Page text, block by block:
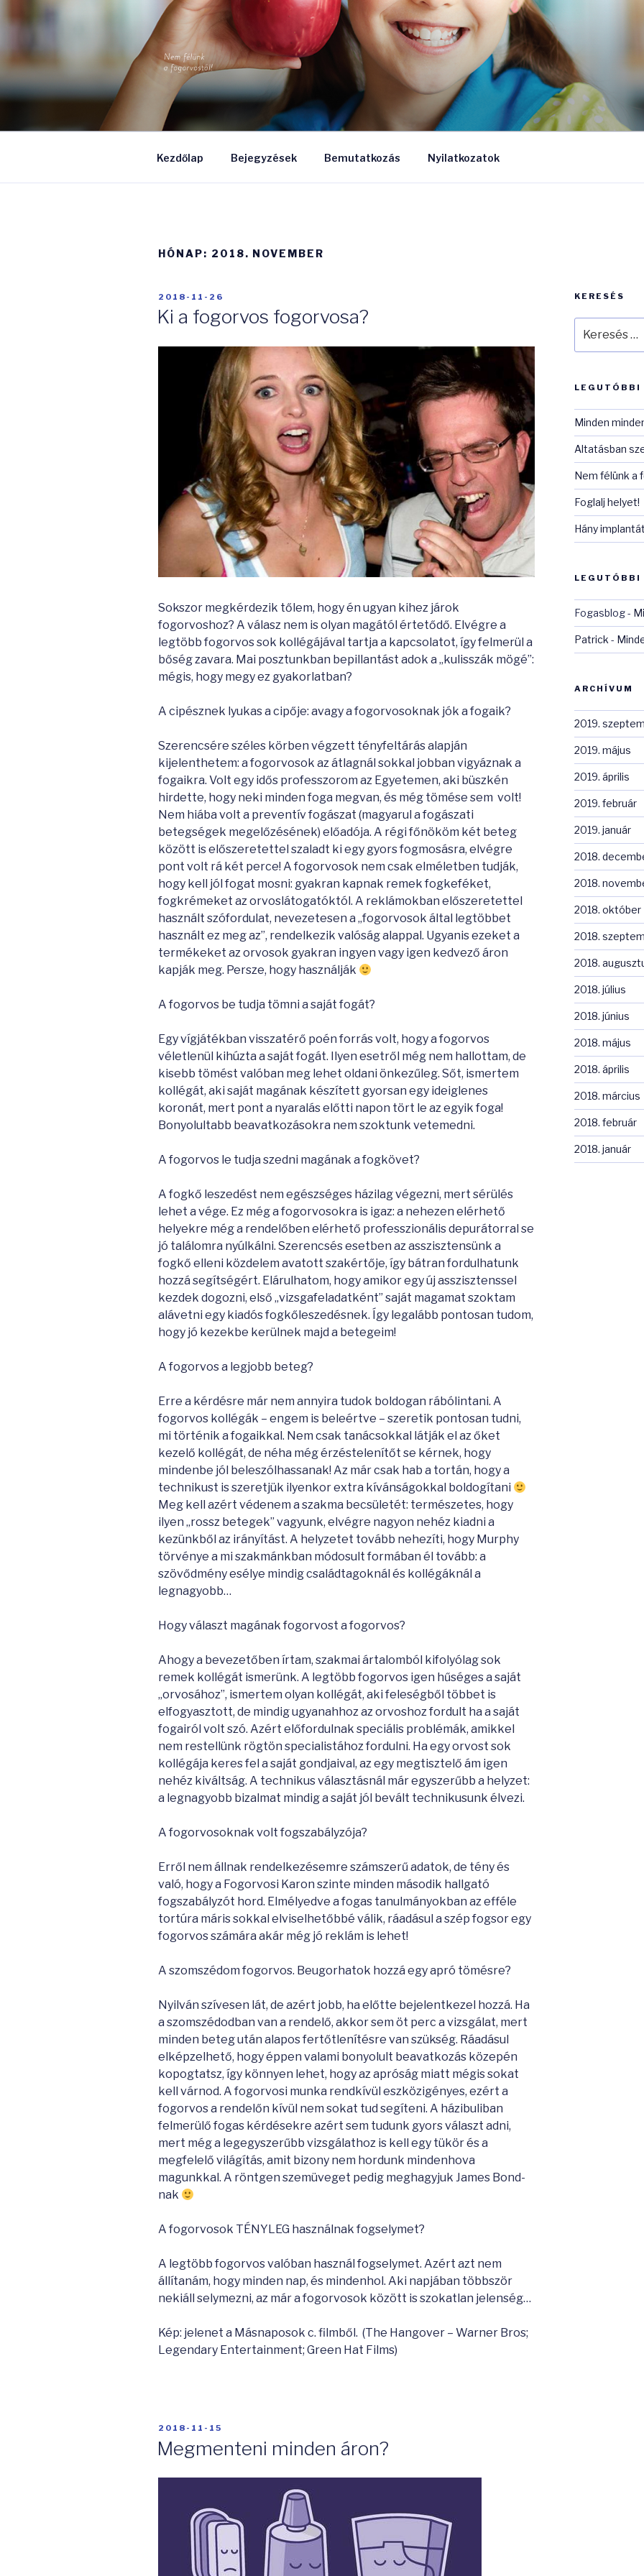
Tartalomhoz
FOGASVÁLASZ
Nem félünk a fogorvostól!
Kezdőlap Bejegyzések Bemutatkozás Nyilatkozatok
HÓNAP: 2018. NOVEMBER
BEKÜLDVE:
2018-11-26
Ki a fogorvos fogorvosa?
Sokszor megkérdezik tőlem, hogy én ugyan kihez járok
fogorvoshoz? A válasz nem is olyan magától értetődő. Elvégre a
legtöbb fogorvos sok kollégájával tartja a kapcsolatot, így felmerül a
bőség zavara. Mai posztunkban bepillantást adok a „kulisszák mögé”:
mégis, hogy megy ez gyakorlatban?
A cipésznek lyukas a cipője: avagy a fogorvosoknak jók a fogaik?
Szerencsére széles körben végzett tényfeltárás alapján
kijelenthetem: a fogorvosok az átlagnál sokkal jobban vigyáznak a
fogaikra. Volt egy idős professzorom az Egyetemen, aki büszkén
hirdette, hogy neki minden foga megvan, és még tömése sem volt!
Nem hiába volt a preventív fogászat (magyarul a fogászati
betegségek megelőzésének) előadója. A régi főnököm két beteg
között is előszeretettel szaladt ki egy gyors fogmosásra, elvégre
pont volt rá két perce! A fogorvosok nem csak elméletben tudják,
hogy kell jól fogat mosni: gyakran kapnak remek fogkeféket,
fogkrémeket az orvoslátogatóktól. A reklámokban előszeretettel
használt szófordulat, nevezetesen a „fogorvosok által legtöbbet
használt ez meg az”, rendelkezik valóság alappal. Ugyanis ezeket a
termékeket az orvosok gyakran ingyen vagy igen kedvező áron
kapják meg. Persze, hogy használják
A fogorvos be tudja tömni a saját fogát?
Egy vígjátékban visszatérő poén forrás volt, hogy a fogorvos
véletlenül kihúzta a saját fogát. Ilyen esetről még nem hallottam, de
kisebb tömést valóban meg lehet oldani önkezűleg. Sőt, ismertem
kollégát, aki saját magának készített gyorsan egy ideiglenes
koronát, mert pont a nyaralás előtti napon tört le az egyik foga!
Bonyolultabb beavatkozásokra nem szoktunk vetemedni.
A fogorvos le tudja szedni magának a fogkövet?
A fogkő leszedést nem egészséges házilag végezni, mert sérülés
lehet a vége. Ez még a fogorvosokra is igaz: a nehezen elérhető
helyekre még a rendelőben elérhető professzionális depurátorral se
jó találomra nyúlkálni. Szerencsés esetben az asszisztensünk a
fogkő elleni közdelem avatott szakértője, így bátran fordulhatunk
hozzá segítségért. Elárulhatom, hogy amikor egy új asszisztenssel
kezdek dogozni, első „vizsgafeladatként” saját magamat szoktam
alávetni egy kiadós fogkőleszedésnek. Így legalább pontosan tudom,
hogy jó kezekbe kerülnek majd a betegeim!
A fogorvos a legjobb beteg?
Erre a kérdésre már nem annyira tudok boldogan rábólintani. A
fogorvos kollégák – engem is beleértve – szeretik pontosan tudni,
mi történik a fogaikkal. Nem csak tanácsokkal látják el az őket
kezelő kollégát, de néha még érzéstelenítőt se kérnek, hogy
mindenbe jól beleszólhassanak! Az már csak hab a tortán, hogy a
technikust is szeretjük ilyenkor extra kívánságokkal boldogítani
Meg kell azért védenem a szakma becsületét: természetes, hogy
ilyen „rossz betegek” vagyunk, elvégre nagyon nehéz kiadni a
kezünkből az irányítást. A helyzetet tovább nehezíti, hogy Murphy
törvénye a mi szakmánkban módosult formában él tovább: a
szövődmény esélye mindig családtagoknál és kollégáknál a
legnagyobb…
Hogy választ magának fogorvost a fogorvos?
Ahogy a bevezetőben írtam, szakmai ártalomból kifolyólag sok
remek kollégát ismerünk. A legtöbb fogorvos igen hűséges a saját
„orvosához”, ismertem olyan kollégát, aki feleségből többet is
elfogyasztott, de mindig ugyanahhoz az orvoshoz fordult ha a saját
fogairól volt szó. Azért előfordulnak speciális problémák, amikkel
nem restellünk rögtön specialistához fordulni. Ha egy orvost sok
kollégája keres fel a saját gondjaival, az egy megtisztelő ám igen
nehéz kiváltság. A technikus választásnál már egyszerűbb a helyzet:
a legnagyobb bizalmat mindig a saját jól bevált technikusunk élvezi.
A fogorvosoknak volt fogszabályzója?
Erről nem állnak rendelkezésemre számszerű adatok, de tény és
való, hogy a Fogorvosi Karon szinte minden második hallgató
fogszabályzót hord. Elmélyedve a fogas tanulmányokban az efféle
tortúra máris sokkal elviselhetőbbé válik, ráadásul a szép fogsor egy
fogorvos számára akár még jó reklám is lehet!
A szomszédom fogorvos. Beugorhatok hozzá egy apró tömésre?
Nyilván szívesen lát, de azért jobb, ha előtte bejelentkezel hozzá. Ha
a szomszédodban van a rendelő, akkor sem öt perc a vizsgálat, mert
minden beteg után alapos fertőtlenítésre van szükség. Ráadásul
elképzelhető, hogy éppen valami bonyolult beavatkozás közepén
kopogtatsz, így könnyen lehet, hogy az apróság miatt mégis sokat
kell várnod. A fogorvosi munka rendkívül eszközigényes, ezért a
fogorvos a rendelőn kívül nem sokat tud segíteni. A házibuliban
felmerülő fogas kérdésekre azért sem tudunk gyors választ adni,
mert még a legegyszerűbb vizsgálathoz is kell egy tükör és a
megfelelő világítás, amit bizony nem hordunk mindenhova
magunkkal. A röntgen szemüveget pedig meghagyjuk James Bond-
nak
A fogorvosok TÉNYLEG használnak fogselymet?
A legtöbb fogorvos valóban használ fogselymet. Azért azt nem
állítanám, hogy minden nap, és mindenhol. Aki napjában többször
nekiáll selymezni, az már a fogorvosok között is szokatlan jelenség…
Kép: jelenet a Másnaposok c. filmből. (The Hangover – Warner Bros;
Legendary Entertainment; Green Hat Films)
BEKÜLDVE:
2018-11-15
Megmenteni minden áron?
KERESÉS
következő
LEGUTÓBBI
Minden
Altatásban
Nem félünk a
Foglalj helyet!
Hány
LEGUTÓBBI
Fogasblog-
Patrick -
ARCHÍVUM
2019.
2019. május
2019. április
2019. február
2019. január
2018.
2018.
2018. október
2018.
2018.
2018. július
2018. június
2018. május
2018. április
2018. március
2018. február
2018. január